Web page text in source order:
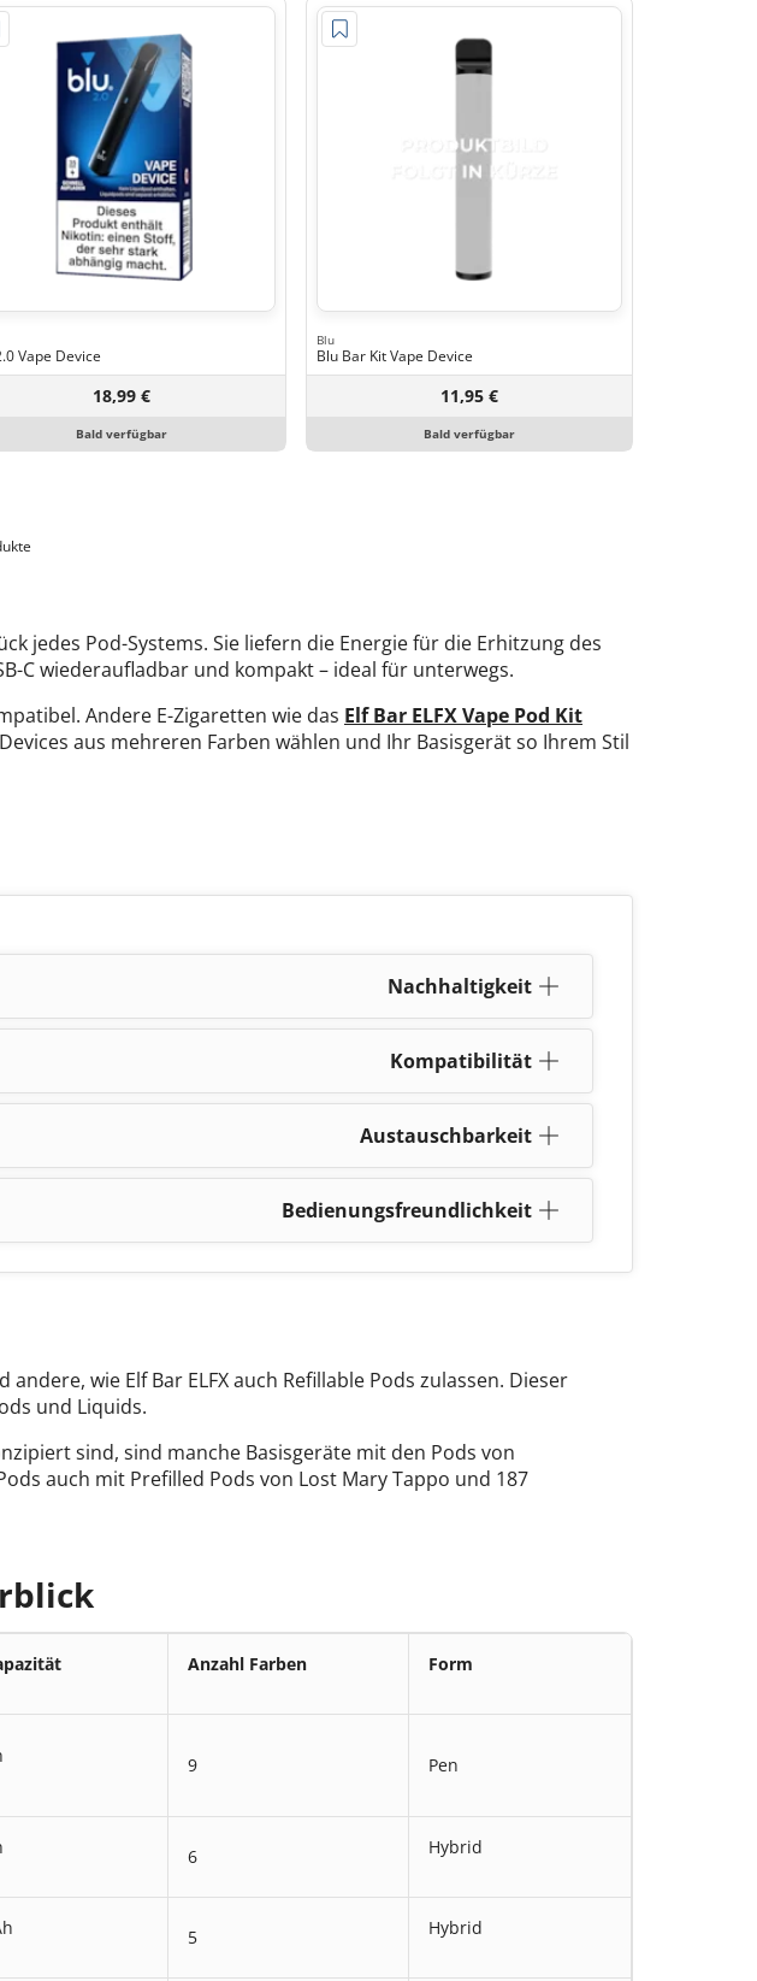
Vape Device
18,99 €
Bald verfügbar
Blu
Blu Bar Kit Vape Device
11,95 €
Bald verfügbar
jedes Pod-Systems. Sie liefern die Energie für die Erhitzung des
C wiederaufladbar und kompakt – ideal für unterwegs.
Andere E-Zigaretten wie das Elf Bar ELFX Vape Pod Kit
aus mehreren Farben wählen und Ihr Basisgerät so Ihrem Stil
Nachhaltigkeit
Kompatibilität
Austauschbarkeit
Bedienungsfreundlichkeit
andere, wie Elf Bar ELFX auch Refillable Pods zulassen. Dieser
und Liquids.
sind, sind manche Basisgeräte mit den Pods von
auch mit Prefilled Pods von Lost Mary Tappo und 187
Anzahl Farben Form
9 Pen
6 Hybrid
5 Hybrid